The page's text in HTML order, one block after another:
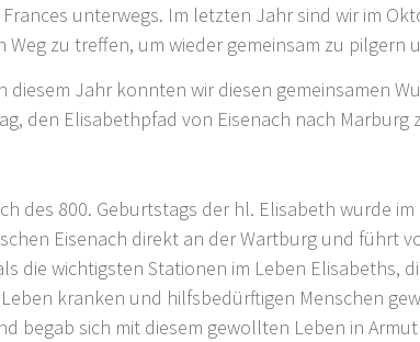
Frances unterwegs. Im letzten Jahr sind wir im
Weg zu treffen, um wieder gemeinsam zu pilgern
diesem Jahr konnten wir diesen gemeinsamen
den Elisabethpfad von Eisenach nach Marburg
des 800. Geburtstags der hl. Elisabeth wurde
Eisenach direkt an der Wartburg und führt
die wichtigsten Stationen im Leben Elisabeths,
kranken und hilfsbedürftigen Menschen
begab sich mit diesem gewollten Leben in